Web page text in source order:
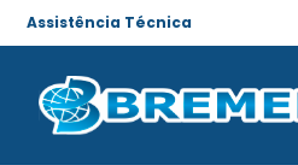
Assistência Técnica